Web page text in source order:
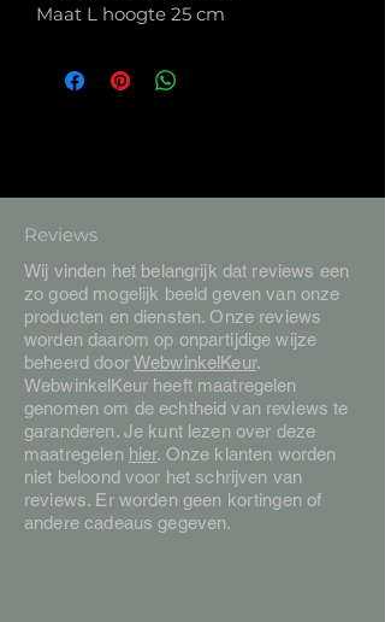
Maat L hoogte 25 cm
Reviews
Wij vinden het belangrijk dat reviews een
zo goed mogelijk beeld geven van onze
producten en diensten. Onze reviews
worden daarom op onpartijdige wijze
beheerd doorWebwinkelKeur.
WebwinkelKeur heeft maatregelen
genomen om de echtheid van reviews te
garanderen. Je kunt lezen over deze
maatregelen hier. Onze klanten worden
niet beloond voor het schrijven van
reviews. Er worden geen kortingen of
andere cadeaus gegeven.